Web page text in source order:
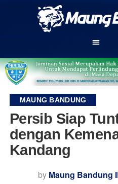
MAUNG BANDUNG
Persib Siap
dengan
Kandang
by Maung Bandung